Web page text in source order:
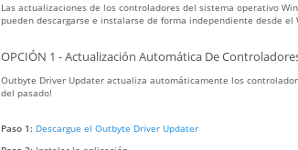
Las actualizaciones de los controladores del sistema operativo
pueden descargarse e instalarse de forma independiente desde
OPCIÓN 1 - Actualización Automática De
Outbyte Driver Updater actualiza automáticamente los
del pasado!
Paso 1: Descargue el Outbyte Driver Updater